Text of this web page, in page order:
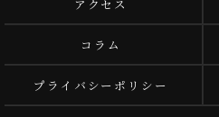
アクセス
コラム
プライバシーポリシー